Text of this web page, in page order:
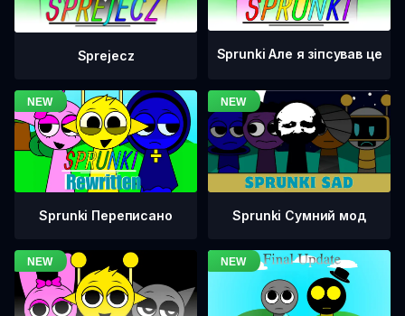
Sprejecz Sprunki Але я зіпсував це
Sprunki Переписано Sprunki Сумний мод